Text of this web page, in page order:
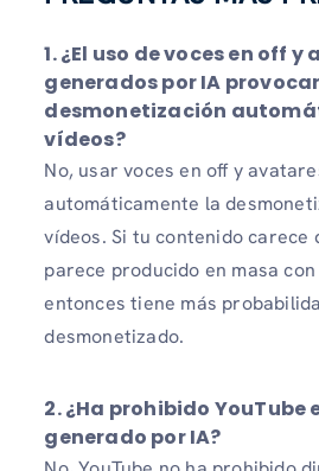
1. ¿El uso de voces en off
generados por IA
desmonetización
vídeos?
No, usar voces en off y
automáticamente la
vídeos. Si tu contenido carece
parece producido en masa
entonces tiene más
desmonetizado.
2. ¿Ha prohibido YouTube
generado por IA?